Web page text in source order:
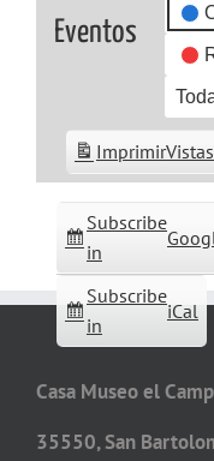
Eventos
Subscribe
in
Subscribe
in
iCal
ImprimirVistas
Casa Museo el
35550, San